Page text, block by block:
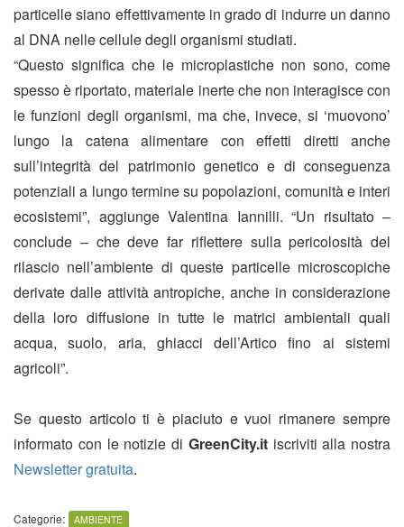
particelle siano effettivamente in grado di indurre un danno
al DNA nelle cellule degli organismi studiati.
“Questo significa che le microplastiche non sono, come
spesso è riportato, materiale inerte che non interagisce con
le funzioni degli organismi, ma che, invece, si ‘muovono’
lungo la catena alimentare con effetti diretti anche
sull’integrità del patrimonio genetico e di conseguenza
potenziali a lungo termine su popolazioni, comunità e interi
ecosistemi”, aggiunge Valentina Iannilli. “Un risultato –
conclude – che deve far riflettere sulla pericolosità del
rilascio nell’ambiente di queste particelle microscopiche
derivate dalle attività antropiche, anche in considerazione
della loro diffusione in tutte le matrici ambientali quali
acqua, suolo, aria, ghiacci dell’Artico fino ai sistemi
agricoli”.
Se questo articolo ti è piaciuto e vuoi rimanere sempre
informato con le notizie di GreenCity.itiscriviti alla nostra
Newsletter gratuita.
Categorie: AMBIENTE